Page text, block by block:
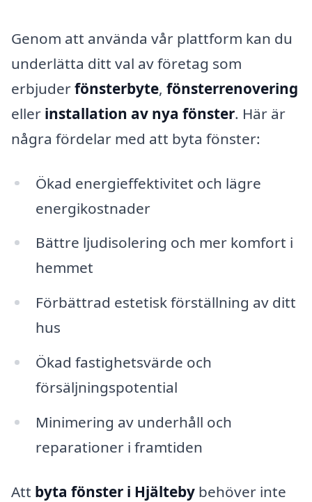
Genom att använda vår plattform kan du
underlätta ditt val av företag som
erbjuderfönsterbyte, fönsterrenovering
eller installation av nya fönster. Här är
några fördelar med att byta fönster:
Ökad energieffektivitet och lägre
energikostnader
Bättre ljudisolering och mer komfort i
hemmet
Förbättrad estetisk förställning av ditt
hus
Ökad fastighetsvärde och
försäljningspotential
Minimering av underhåll och
reparationer i framtiden
Att byta fönster i Hjälteby behöver inte